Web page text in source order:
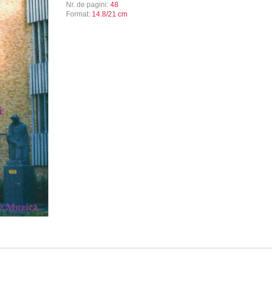
Nr. de pagini: 48
Format: 14.8/21 cm